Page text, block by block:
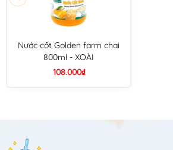
Nước cốt Golden farm chai
800ml - XOÀI
108.000₫